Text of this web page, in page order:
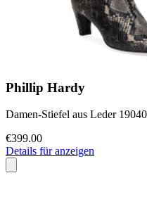
Phillip Hardy
Damen-Stiefel aus Leder
€399.00
Details für anzeigen